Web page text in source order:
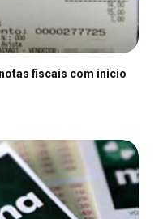
fiscais com início